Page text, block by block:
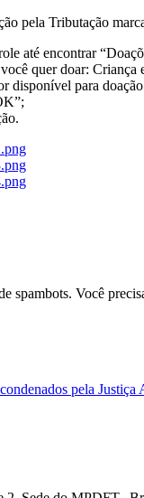
pela Tributação
até encontrar
quer doar:
disponível para
spambots. Você
pela Justiça